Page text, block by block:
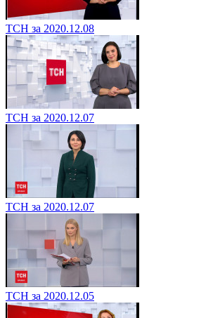
ТСН за 2020.12.08
ТСН за 2020.12.07
ТСН за 2020.12.07
ТСН за 2020.12.05